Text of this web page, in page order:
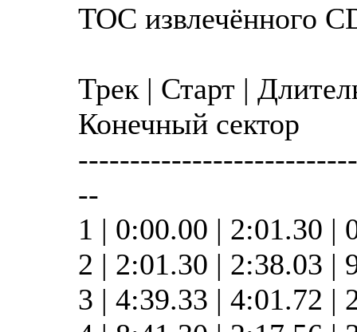
TOC извлечённого
Трек | Старт |
Конечный сектор
--
1 | 0:00.00 | 2:01.30 |
2 | 2:01.30 | 2:38.03 |
3 | 4:39.33 | 4:01.72 |